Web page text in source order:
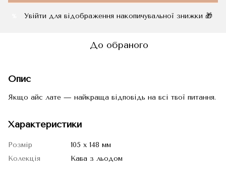
Увійти для відображення накопичувальної знижки 🎁
До обраного
Опис
Якщо айс лате — найкраща відповідь на всі твої питання.
Характеристики
Розмір
105 х 148 мм
Колекція
Кава з льодом